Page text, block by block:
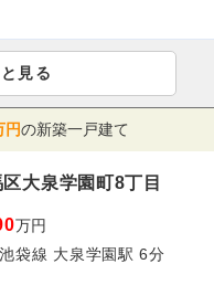
見る
円の新築一戸建て
大泉学園町8丁目
万円
袋線 大泉学園駅 6分